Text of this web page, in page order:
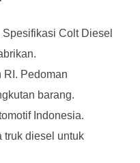
Colt Diesel
RI. Pedoman
barang.
Indonesia.
truk diesel untuk